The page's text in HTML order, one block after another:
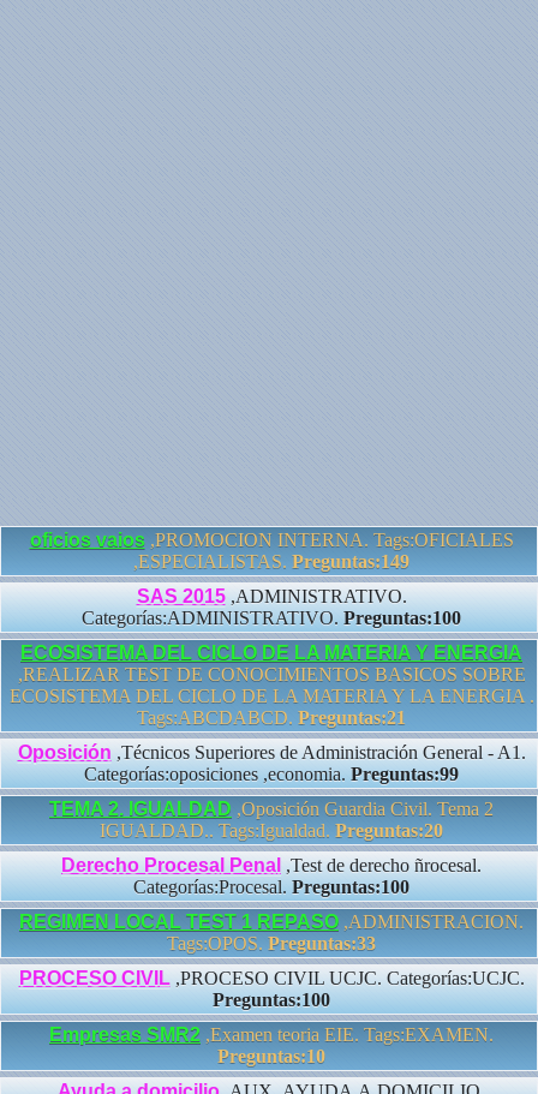
oficios vaios,PROMOCION INTERNA. Tags:OFICIALES
,ESPECIALISTAS. Preguntas:149
SAS 2015,ADMINISTRATIVO.
Categorías:ADMINISTRATIVO.Preguntas:100
ECOSISTEMA DEL CICLO DE LA MATERIA Y ENERGIA
,REALIZAR TEST DE CONOCIMIENTOS BASICOS SOBRE
ECOSISTEMA DEL CICLO DE LA MATERIA Y LA ENERGIA .
Tags:ABCDABCD. Preguntas:21
Oposición ,Técnicos Superiores de Administración General - A1.
Categorías:oposiciones ,economia. Preguntas:99
TEMA 2. IGUALDAD ,Oposición Guardia Civil. Tema 2
IGUALDAD.. Tags:Igualdad. Preguntas:20
Derecho Procesal Penal ,Test de derecho ñrocesal.
Categorías:Procesal. Preguntas:100
REGIMEN LOCAL TEST 1 REPASO ,ADMINISTRACION.
Tags:OPOS. Preguntas:33
PROCESO CIVIL,PROCESO CIVIL UCJC. Categorías:UCJC.
Preguntas:100
Empresas SMR2 ,Examen teoria EIE. Tags:EXAMEN.
Preguntas:10